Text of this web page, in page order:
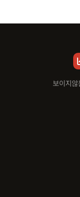
보이지